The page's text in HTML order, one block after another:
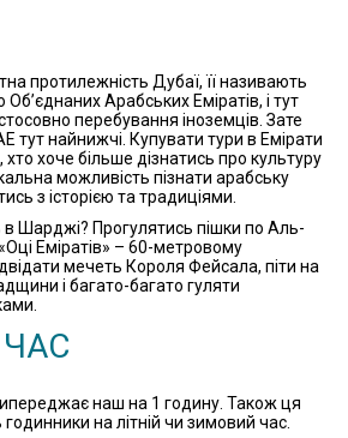
протилежність Дубаї, її називають
Арабських Еміратів, і тут
перебування іноземців. Зате
тут найнижчі. Купувати тури в Емірати
хоче більше дізнатись про культуру
можливість пізнати арабську
з історією та традиціями.
Шарджі? Прогулятись пішки по Аль-
Еміратів» – 60-метровому
мечеть Короля Фейсала, піти на
і багато-багато гуляти
наш на 1 годину. Також ця
на літній чи зимовий час.